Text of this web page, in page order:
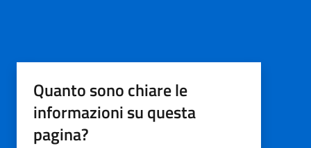
Quanto sono chiare le
informazioni su questa
pagina?